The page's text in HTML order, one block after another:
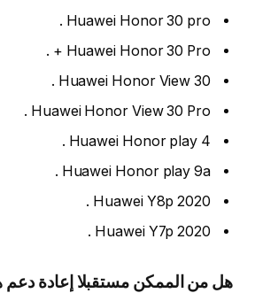
Huawei Honor 30 pro .
Huawei Honor 30 Pro + .
Huawei Honor View 30 .
Huawei Honor View 30 Pro .
Huawei Honor play 4 .
Huawei Honor play 9a .
Huawei Y8p 2020 .
Huawei Y7p 2020 .
هل من الممكن مستقبلا إعادة